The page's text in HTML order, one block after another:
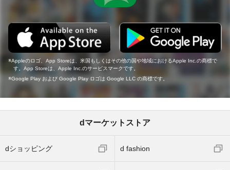
Appleのロゴ、App Storeは、米国もしくはその他の国や地域におけるApple Inc.の商標で
す。App Storeは、Apple Inc.のサービスマークです。
Google Play および Google Play ロゴは Google LLC の商標です。
dマーケットストア
dショッピング d fashion